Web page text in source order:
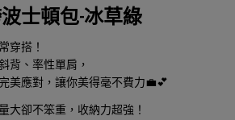
士頓包-冰草綠
穿搭！
背、率性單肩，
美應對，讓你美得毫不費力💼💕
大卻不笨重，收納力超強！